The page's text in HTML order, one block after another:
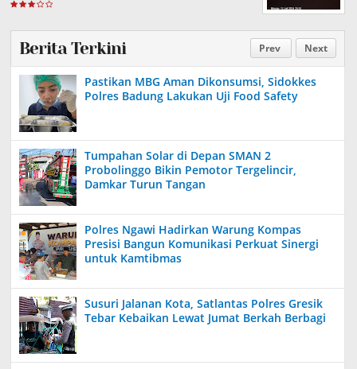
Prev Next
Berita Terkini
Pastikan MBG Aman Dikonsumsi, Sidokkes
Polres Badung Lakukan Uji Food Safety
Tumpahan Solar di Depan SMAN 2
Probolinggo Bikin Pemotor Tergelincir,
Damkar Turun Tangan
Polres Ngawi Hadirkan Warung Kompas
Presisi Bangun Komunikasi Perkuat Sinergi
untuk Kamtibmas
Susuri Jalanan Kota, Satlantas Polres Gresik
Tebar Kebaikan Lewat Jumat Berkah Berbagi